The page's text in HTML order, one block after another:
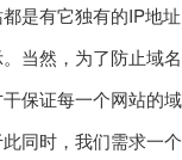
是有它独有的IP地
当然，为了防止域
保证每一个网站的
同时，我们需求一